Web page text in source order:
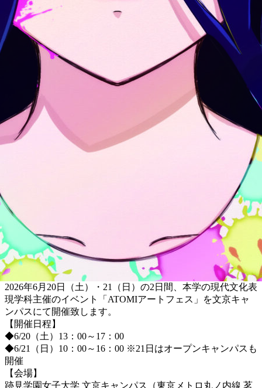
2026年6月20日（土）・21（日）の2日間、本学の現代文化表
現学科主催のイベント「ATOMIアートフェス」を文京キャ
ンパスにて開催致します。
【開催日程】
◆6/20（土）13：00～17：00
◆6/21（日）10：00～16：00 ※21日はオープンキャンパスも
開催
【会場】
跡見学園女子大学 文京キャンパス（東京メトロ丸ノ内線 茗